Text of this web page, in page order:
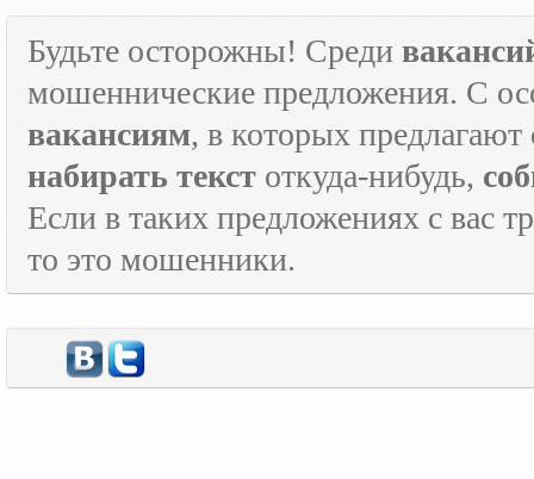
Будьте осторожны! Среди
мошеннические предложения. С
вакансиям, в которых предлагают
набирать текст откуда-нибудь,
Если в таких предложениях с вас
то это мошенники.